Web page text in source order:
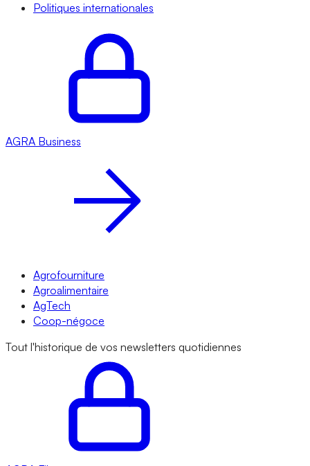
Politiques internationales
AGRA Business
Agrofourniture
Agroalimentaire
AgTech
Coop-négoce
Tout l'historique de vos newsletters quotidiennes